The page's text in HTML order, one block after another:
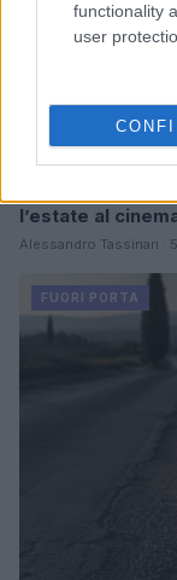
functionality
user
l’estate al
Alessandro Tassinari ·
FUORI PORTA